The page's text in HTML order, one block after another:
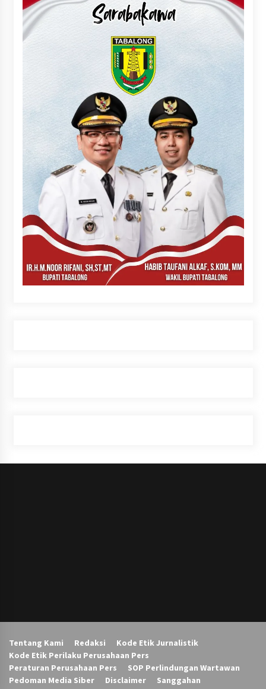
Tentang Kami Redaksi
Kode Etik Jurnalistik
Kode Etik Perilaku Perusahaan Pers
Peraturan Perusahaan Pers
SOP Perlindungan Wartawan
Pedoman Media Siber
Disclaimer Sanggahan